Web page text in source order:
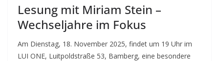
Lesung mit Miriam Stein –
Wechseljahre im Fokus
Am Dienstag, 18. November 2025, findet um 19 Uhr im
LUI ONE, Luitpoldstraße 53, Bamberg, eine besondere